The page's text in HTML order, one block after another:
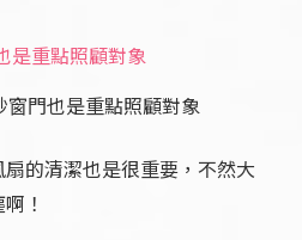
窗門也是重點照顧對象
的清潔也是很重要，不然大
！